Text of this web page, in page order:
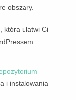
obszary.
która ułatwi Ci
i instalowania